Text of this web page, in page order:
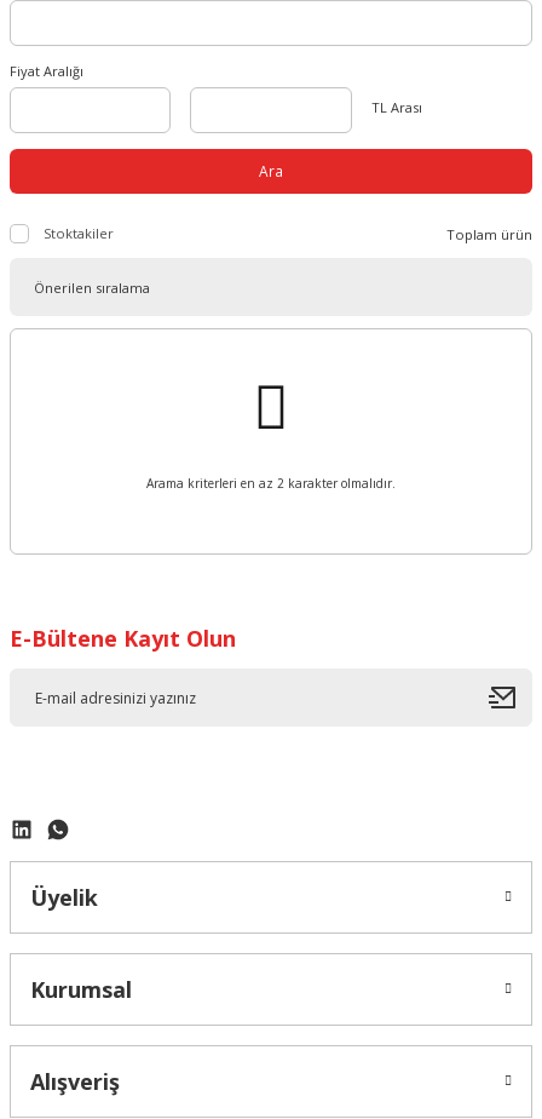
Fiyat Aralığı
TL Arası
Ara
Stoktakiler Toplam ürün
Arama kriterleri en az 2 karakter olmalıdır.
E-Bültene Kayıt Olun
Üyelik
Kurumsal
Alışveriş